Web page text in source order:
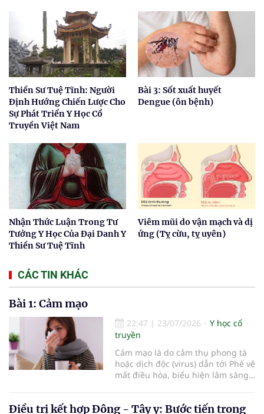
Thiền Sư Tuệ Tĩnh: Người
Định Hướng Chiến Lược Cho
Sự Phát Triển Y Học Cổ
Truyền Việt Nam
Bài 3: Sốt xuất huyết
Dengue (ôn bệnh)
Nhận Thức Luận Trong Tư
Tưởng Y Học Của Đại Danh Y
Thiền Sư Tuệ Tĩnh
Viêm mũi do vận mạch và dị
ứng (Tỵ cừu, tỵ uyên)
CÁC TIN KHÁC
Bài 1: Cảm mạo
22:47 | 23/07/2026
Y học cổ
truyền
Cảm mạo là do cảm thụ phong tà
hoặc dịch độc (virus) dẫn tới Phế vệ
mất điều hòa, biểu hiện lâm sàng
phát sốt, toàn thân mỏi mệt.
Điều trị kết hợp Đông - Tây y: Bước tiến trong